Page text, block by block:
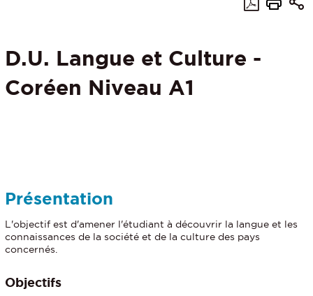
D.U. Langue et Culture -
Coréen Niveau A1
Présentation
L'objectif est d'amener l'étudiant à découvrir la langue et les
connaissances de la société et de la culture des pays
concernés.
Objectifs